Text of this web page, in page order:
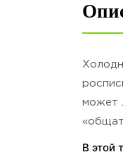
может
В этой